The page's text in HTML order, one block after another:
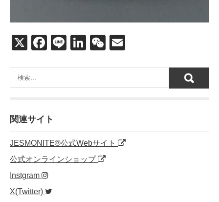
X
F
c
e
o
o
k
Li
e
Li
k
e
W
C
h
ail
関連サイト
JESMONITE®公式Webサイト
公式オンラインショップ
Instgram
X(Twitter)